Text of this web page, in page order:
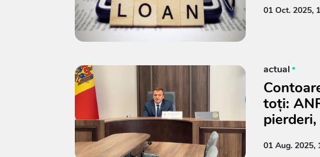
01 Oct. 2025,
actual
toți:
01 Aug. 2025,